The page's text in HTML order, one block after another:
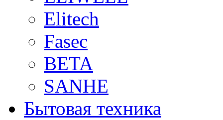
Elitech
Fasec
BETA
SANHE
Бытовая техника